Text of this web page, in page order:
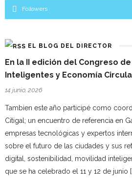
Followers
EL BLOG DEL DIRECTOR
En la II edición del Congreso
Inteligentes y Economía
14 junio, 2026
Tambien este año participé como
Citigal; un encuentro de referencia en
empresas tecnológicas y expertos
sobre el futuro de las ciudades y sus
digital, sostenibilidad, movilidad
que se ha celebrado el 11 y 12 de junio